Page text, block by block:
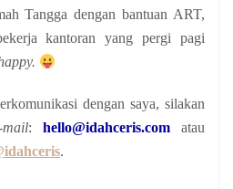
Tangga dengan bantuan ART,
kantoran yang pergi pagi
dengan saya, silakan
: hello@idahceris.com
atau
.